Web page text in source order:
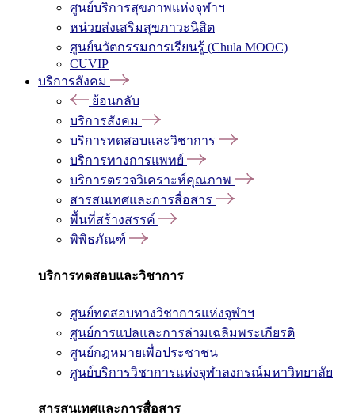
ศูนย์บริการสุขภาพแห่งจุฬาฯ
หน่วยส่งเสริมสุขภาวะนิสิต
ศูนย์นวัตกรรมการเรียนรู้ (Chula MOOC)
CUVIP
บริการสังคม
ย้อนกลับ
บริการสังคม
บริการทดสอบและวิชาการ
บริการทางการแพทย์
บริการตรวจวิเคราะห์คุณภาพ
สารสนเทศและการสื่อสาร
พื้นที่สร้างสรรค์
พิพิธภัณฑ์
บริการทดสอบและวิชาการ
ศูนย์ทดสอบทางวิชาการแห่งจุฬาฯ
ศูนย์การแปลและการล่ามเฉลิมพระเกียรติ
ศูนย์กฎหมายเพื่อประชาชน
ศูนย์บริการวิชาการแห่งจุฬาลงกรณ์มหาวิทยาลัย
สารสนเทศและการสื่อสาร